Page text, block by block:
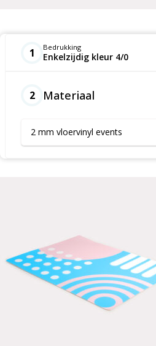
1 Bedrukking
Enkelzijdig kleur 4/0
2 Materiaal
2 mm vloervinyl events